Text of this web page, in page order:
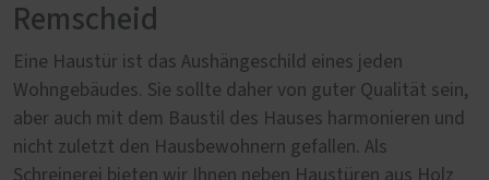
Remscheid
Eine Haustür ist das Aushängeschild eines jeden
Wohngebäudes. Sie sollte daher von guter Qualität sein,
aber auch mit dem Baustil des Hauses harmonieren und
nicht zuletzt den Hausbewohnern gefallen. Als
Schreinerei bieten wir Ihnen neben Haustüren aus Holz